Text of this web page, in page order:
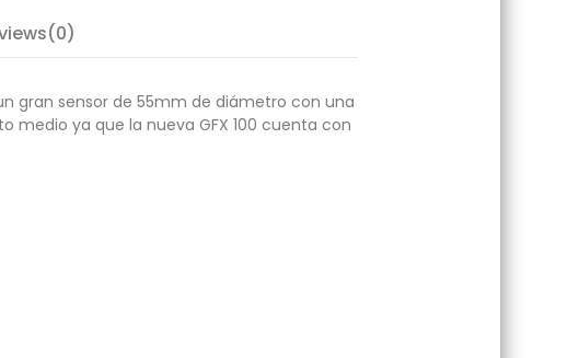
gran sensor de 55mm de diámetro con una
medio ya que la nueva GFX 100 cuenta con